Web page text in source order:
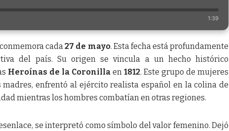
1:39
cada27 de mayo. Esta fecha está profundamente
del país. Su origen se vincula a un hecho histórico
Heroínas de la Coronilla en1812. Este grupo de mujeres
madres, enfrentó al ejército realista español en la colina de
mientras los hombres combatían en otras regiones.
se interpretó como símbolo del valor femenino. Dejó